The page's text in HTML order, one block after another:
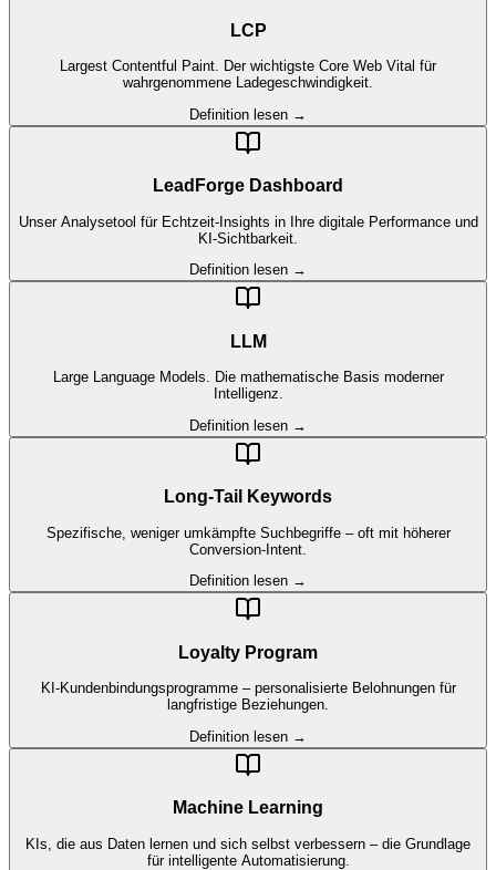
LCP
Largest Contentful Paint. Der wichtigste Core Web Vital für
wahrgenommene Ladegeschwindigkeit.
Definition lesen →
LeadForge Dashboard
Unser Analysetool für Echtzeit-Insights in Ihre digitale Performance und
KI-Sichtbarkeit.
Definition lesen →
LLM
Large Language Models. Die mathematische Basis moderner
Intelligenz.
Definition lesen →
Long-Tail Keywords
Spezifische, weniger umkämpfte Suchbegriffe – oft mit höherer
Conversion-Intent.
Definition lesen →
Loyalty Program
KI-Kundenbindungsprogramme – personalisierte Belohnungen für
langfristige Beziehungen.
Definition lesen →
Machine Learning
KIs, die aus Daten lernen und sich selbst verbessern – die Grundlage
für intelligente Automatisierung.